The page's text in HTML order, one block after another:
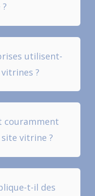
utilisent-
?
couramment
vitrine ?
t-il des